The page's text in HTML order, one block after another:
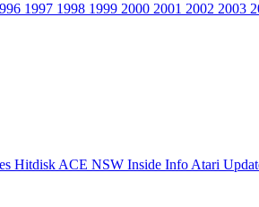
1997 1998 1999 2000 2001 2002 2003
Hitdisk ACE NSW Inside Info Atari